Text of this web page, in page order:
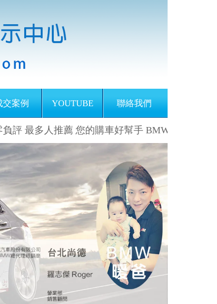
交案例 YOUTUBE 聯絡我們
最多人推薦 您的購車好幫手 BMW 寶馬暖爸 羅
Next